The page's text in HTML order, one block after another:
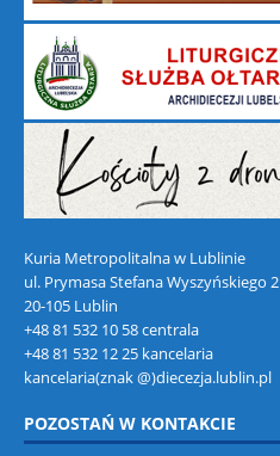
Kuria Metropolitalna w Lublinie
ul. Prymasa Stefana Wyszyńskiego 2
20-105 Lublin
+48 81 532 10 58 centrala
+48 81 532 12 25 kancelaria
kancelaria(znak @)diecezja.lublin.pl
POZOSTAŃ W KONTAKCIE